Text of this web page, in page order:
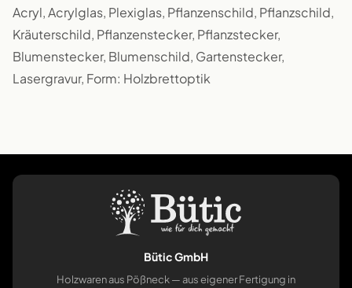
Acryl, Acrylglas, Plexiglas, Pflanzenschild, Pflanzschild,
Kräuterschild, Pflanzenstecker, Pflanzstecker,
Blumenstecker, Blumenschild, Gartenstecker,
Lasergravur, Form: Holzbrettoptik
Bütic GmbH
Holzwaren aus Pößneck — aus eigener Fertigung in